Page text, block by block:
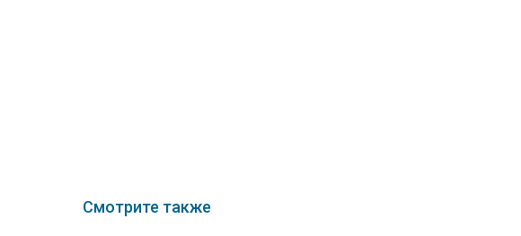
Смотрите также